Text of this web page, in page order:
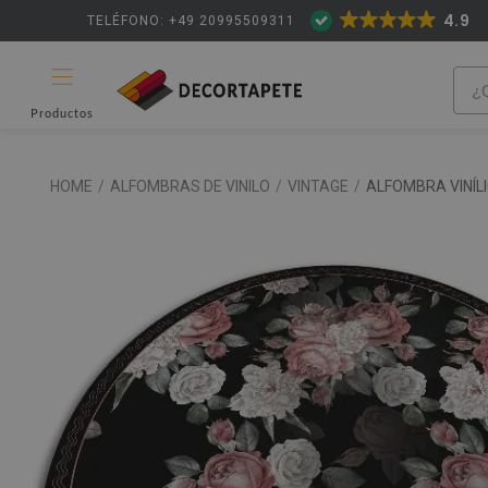
TELÉFONO: +49 20995509311 4.9
Productos
HOME / ALFOMBRAS DE VINILO / VINTAGE / ALFOMBRA